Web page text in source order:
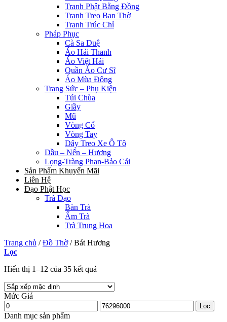
Tranh Phật Bằng Đồng
Tranh Treo Ban Thờ
Tranh Trúc Chỉ
Pháp Phục
Cà Sa Duệ
Áo Hải Thanh
Áo Việt Hải
Quần Áo Cư Sĩ
Áo Mùa Đông
Trang Sức – Phụ Kiện
Túi Chùa
Giầy
Mũ
Vòng Cổ
Vòng Tay
Dây Treo Xe Ô Tô
Dầu – Nến – Hương
Lọng-Tràng Phan-Bảo Cái
Sản Phẩm Khuyến Mãi
Liên Hệ
Đạo Phật Học
Trà Đạo
Bàn Trà
Ấm Trà
Trà Trung Hoa
Trang chủ / Đồ Thờ /Bát Hương
Lọc
Hiển thị 1–12 của 35 kết quả
Mức Giá
Giá
tối
Giá
tối
Lọc
Danh mục sản phẩm